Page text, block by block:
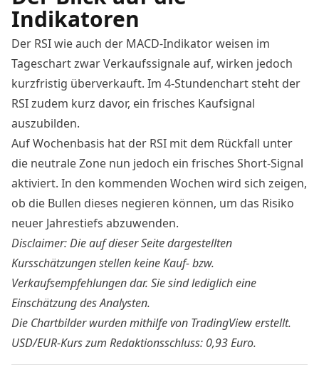
Indikatoren
Der RSI wie auch der MACD-Indikator weisen im
Tageschart zwar Verkaufssignale auf, wirken jedoch
kurzfristig überverkauft. Im 4-Stundenchart steht der
RSI zudem kurz davor, ein frisches Kaufsignal
auszubilden.
Auf Wochenbasis hat der RSI mit dem Rückfall unter
die neutrale Zone nun jedoch ein frisches Short-Signal
aktiviert. In den kommenden Wochen wird sich zeigen,
ob die Bullen dieses negieren können, um das Risiko
neuer Jahrestiefs abzuwenden.
Disclaimer: Die auf dieser Seite dargestellten
Kursschätzungen stellen keine Kauf- bzw.
Verkaufsempfehlungen dar. Sie sind lediglich eine
Einschätzung des Analysten.
Die Chartbilder wurden mithilfe von TradingViewerstellt.
USD/EUR-Kurs zum Redaktionsschluss: 0,93 Euro.